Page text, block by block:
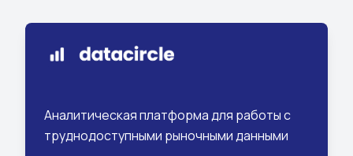
Аналитическая платформа для работы с
труднодоступными рыночными данными